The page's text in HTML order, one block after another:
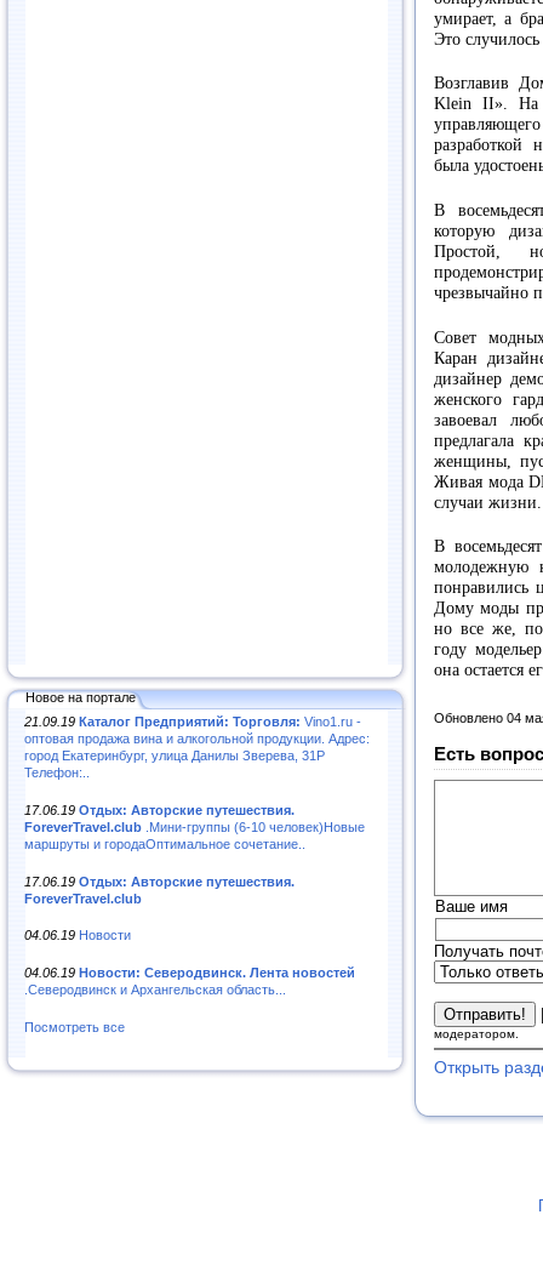
Новое на портале
21.09.19 Каталог Предприятий: Торговля: Vino1.ru -
оптовая продажа вина и алкогольной продукции. Адрес:
город Екатеринбург, улица Данилы Зверева, 31Р
Телефон:..
17.06.19 Отдых: Авторские путешествия.
ForeverTravel.club .Мини-группы (6-10 человек)Новые
маршруты и городаОптимальное сочетание..
17.06.19 Отдых: Авторские путешествия.
ForeverTravel.club
04.06.19 Новости
04.06.19 Новости: Северодвинск. Лента новостей
.Северодвинск и Архангельская область...
Посмотреть все
умирает, а
Это
Возглавив
Klein II». На
разработкой
была
В
которую
Простой,
чрезвычайно
Совет
Каран
дизайнер
женского
завоевал
предлагала
женщины,
Живая мода
случаи жизни.
В
молодежную
понравились
Дому моды
но все же,
году
она остается
Обновлено 04
Есть
Ваше имя
Получать
модератором.
Открыть